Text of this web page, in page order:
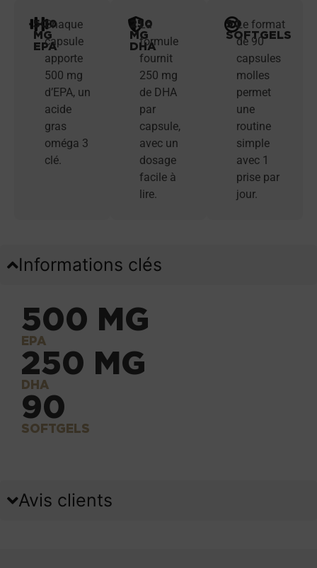
500
MG
EPA
Chaque
capsule
apporte
500 mg
d’EPA, un
acide
gras
oméga 3
clé.
250
MG
DHA
La
formule
fournit
250 mg
de DHA
par
capsule,
avec un
dosage
facile à
lire.
90
SOFTGELS
Le format
de 90
capsules
molles
permet
une
routine
simple
avec 1
prise par
jour.
Informations clés
500 MG
EPA
250 MG
DHA
90
SOFTGELS
Avis clients